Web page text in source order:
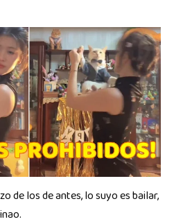
de los de antes, lo suyo es bailar,